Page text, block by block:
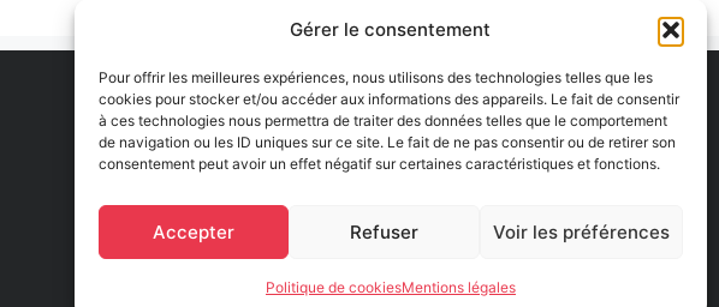
Gérer le consentement
Pour offrir les meilleures expériences, nous utilisons des technologies telles que les
cookies pour stocker et/ou accéder aux informations des appareils. Le fait de consentir
à ces technologies nous permettra de traiter des données telles que le comportement
de navigation ou les ID uniques sur ce site. Le fait de ne pas consentir ou de retirer son
consentement peut avoir un effet négatif sur certaines caractéristiques et fonctions.
Accepter Refuser Voir les préférences
Politique de cookiesMentions légales